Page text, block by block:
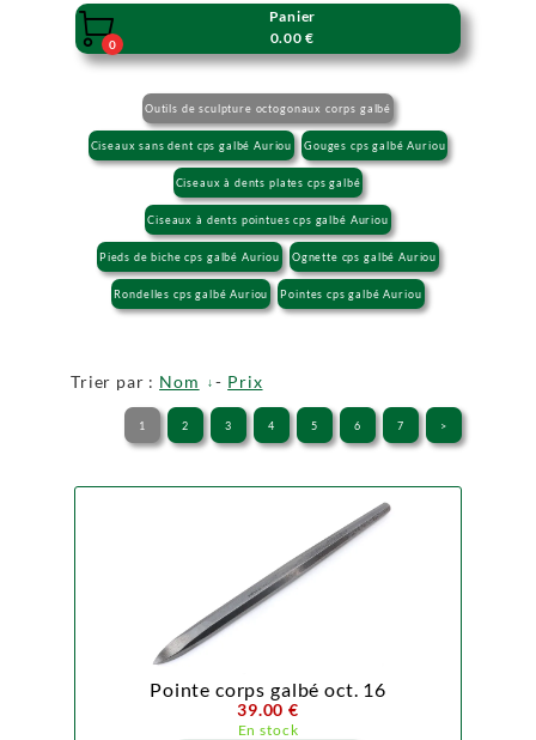

0
Panier
0.00 €
Outils de sculpture octogonaux corps galbé
Ciseaux sans dent cps galbé Auriou Gouges cps galbé Auriou
Ciseaux à dents plates cps galbé
Ciseaux à dents pointues cps galbé Auriou
Pieds de biche cps galbé Auriou Ognette cps galbé Auriou
Rondelles cps galbé Auriou Pointes cps galbé Auriou
Trier par : Nom - Prix
1 2 3 4 5 6 7 >
Pointe corps galbé oct. 16
39.00 €
En stock